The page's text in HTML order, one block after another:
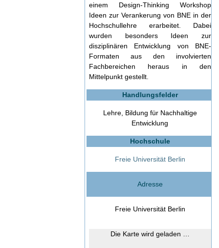
einem Design-Thinking Workshop
Ideen zur Verankerung von BNE in der
Hochschullehre erarbeitet. Dabei
wurden besonders Ideen zur
disziplinären Entwicklung von BNE-
Formaten aus den involvierten
Fachbereichen heraus in den
Mittelpunkt gestellt.
Handlungsfelder
Lehre, Bildung für Nachhaltige
Entwicklung
Hochschule
Freie Universität Berlin
Adresse
Freie Universität Berlin
Die Karte wird geladen …